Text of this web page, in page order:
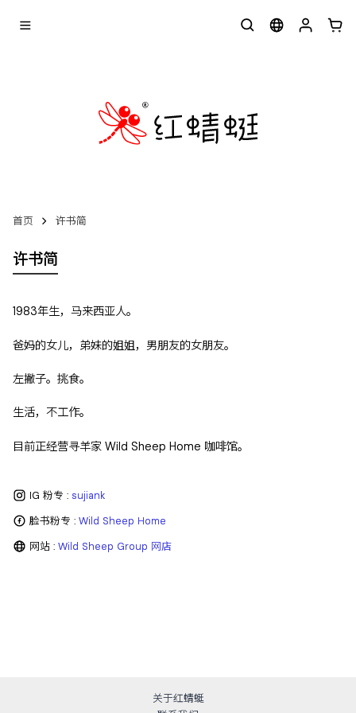
首页 许书简
许书简
1983年生，马来西亚人。
爸妈的女儿，弟妹的姐姐，男朋友的女朋友。
左撇子。挑食。
生活，不工作。
目前正经营寻羊家 Wild Sheep Home 咖啡馆。
IG 粉专 : sujiank
脸书粉专 : Wild Sheep Home
网站 : Wild Sheep Group 网店
关于红蜻蜓